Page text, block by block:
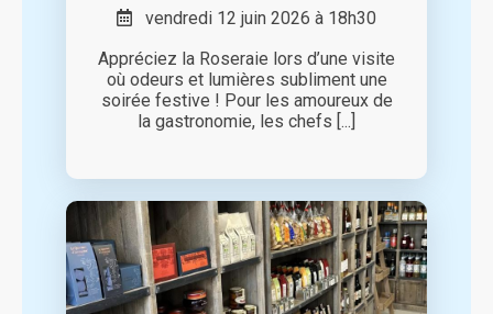
vendredi 12 juin 2026 à 18h30
Appréciez la Roseraie lors d’une visite
où odeurs et lumières subliment une
soirée festive ! Pour les amoureux de
la gastronomie, les chefs [...]